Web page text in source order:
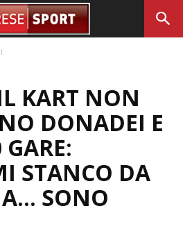
KART NON
DONADEI E
GARE:
STANCO DA
SONO